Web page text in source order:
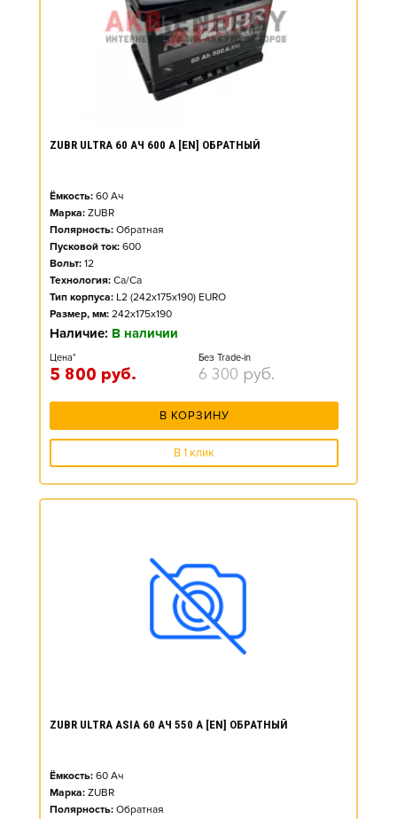
ZUBR ULTRA 60 АЧ 600 А [EN] ОБРАТНЫЙ
Ёмкость: 60 Ач
Марка: ZUBR
Полярность: Обратная
Пусковой ток: 600
Вольт: 12
Технология: Ca/Ca
Тип корпуса: L2 (242x175x190) EURO
Размер, мм: 242x175x190
Наличие: В наличии
Цена*
5 800 руб.
Без Trade-in
6 300 руб.
В КОРЗИНУ
В 1 клик
ZUBR ULTRA ASIA 60 АЧ 550 А [EN] ОБРАТНЫЙ
Ёмкость: 60 Ач
Марка: ZUBR
Полярность: Обратная